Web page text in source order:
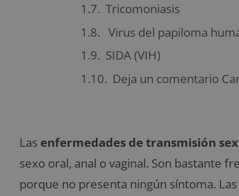
Tricomoniasis
Virus del papiloma
SIDA (VIH)
Deja un comentario
Las enfermedades de transmisión
sexo oral, anal o vaginal. Son bastante
porque no presenta ningún síntoma.